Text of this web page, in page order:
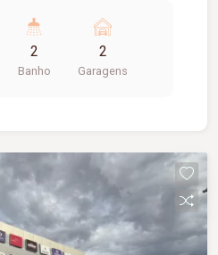
carvão 2 elevadores Garagem 2 carros
2
Banho
2
Garagens